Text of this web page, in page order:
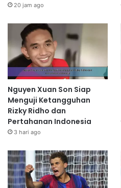
20 jam ago
Nguyen Xuan Son Siap
Menguji Ketangguhan
Rizky Ridho dan
Pertahanan Indonesia
3 hari ago